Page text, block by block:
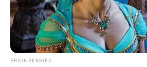
BRAINBERRIES